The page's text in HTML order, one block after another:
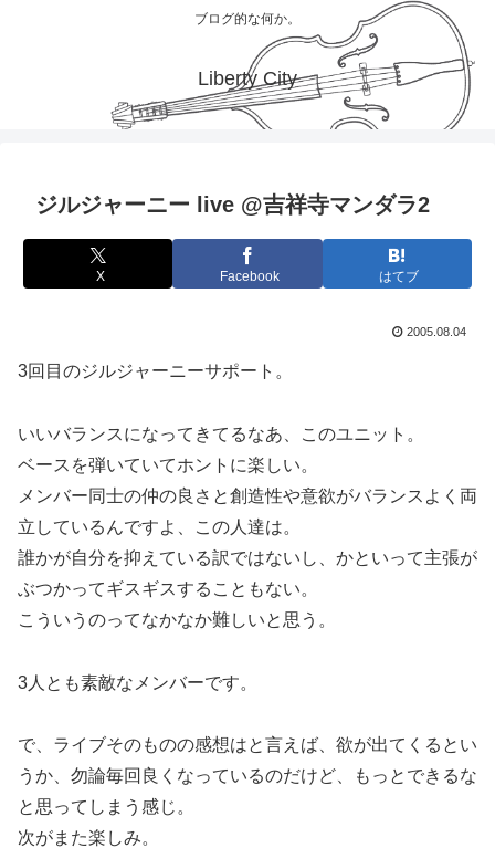
ブログ的な何か。
Liberty City
ジルジャーニー live @吉祥寺マンダラ2
X Facebook はてブ
2005.08.04
3回目のジルジャーニーサポート。
いいバランスになってきてるなあ、このユニット。
ベースを弾いていてホントに楽しい。
メンバー同士の仲の良さと創造性や意欲がバランスよく両
立しているんですよ、この人達は。
誰かが自分を抑えている訳ではないし、かといって主張が
ぶつかってギスギスすることもない。
こういうのってなかなか難しいと思う。
3人とも素敵なメンバーです。
で、ライブそのものの感想はと言えば、欲が出てくるとい
うか、勿論毎回良くなっているのだけど、もっとできるな
と思ってしまう感じ。
次がまた楽しみ。